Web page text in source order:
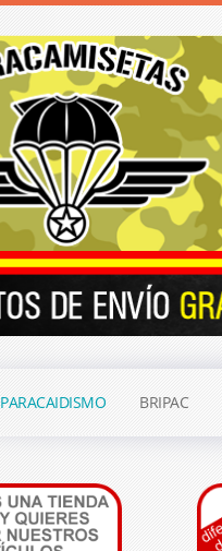
PARACAIDISMO BRIPAC